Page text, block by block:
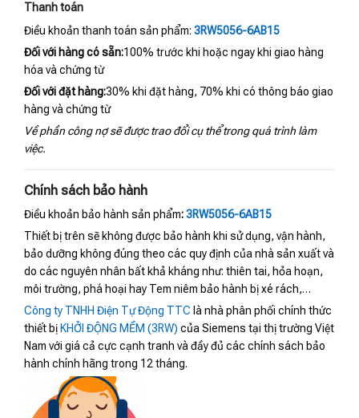
Thanh toán
Điều khoản thanh toán sản phẩm: 3RW5056-6AB15
Đối với hàng có sẵn:100% trước khi hoặc ngay khi giao hàng
hóa và chứng từ
Đối với đặt hàng:30% khi đặt hàng, 70% khi có thông báo giao
hàng và chứng từ
Về phần công nợ sẽ được trao đổi cụ thể trong quá trình làm
việc.
Chính sách bảo hành
Điều khoản bảo hành sản phẩm:3RW5056-6AB15
Thiết bị trên sẽ không được bảo hành khi sử dụng, vận hành,
bảo dưỡng không đúng theo các quy định của nhà sản xuất và
do các nguyên nhân bất khả kháng như: thiên tai, hỏa hoạn,
môi trường, phá hoại hay Tem niêm bảo hành bị xé rách,…
Công ty TNHH Điện Tự Động TTC là nhà phân phối chính thức
thiết bị KHỞI ĐỘNG MỀM (3RW) của Siemens tại thị trường Việt
Nam với giá cả cực cạnh tranh và đầy đủ các chính sách bảo
hành chính hãng trong 12 tháng.